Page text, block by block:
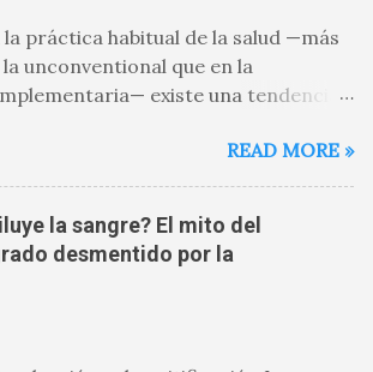
la práctica habitual de la salud —más
la unconventional que en la
existe una tendencia
es decir, enfocarse en
elevada → se regula la glucosa
alta → se baja la presión
READ MORE »
la sangre? El mito del
desmentido por la